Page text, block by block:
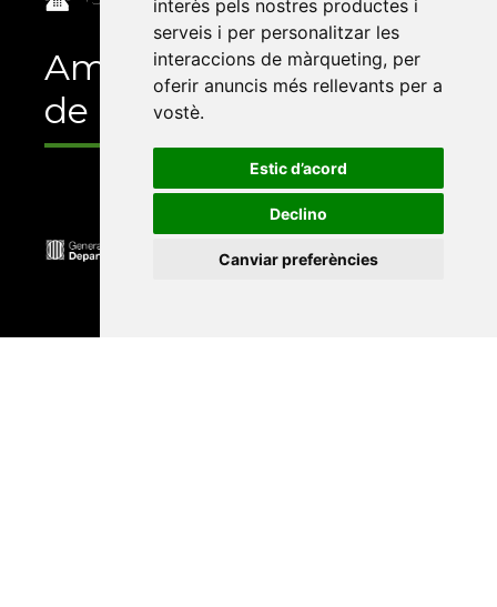
interès pels nostres productes i
serveis i per personalitzar les
interaccions de màrqueting, per
oferir anuncis més rellevants per a
vostè.
Estic d’acord
Declino
Canviar preferències
Amb el suport
de